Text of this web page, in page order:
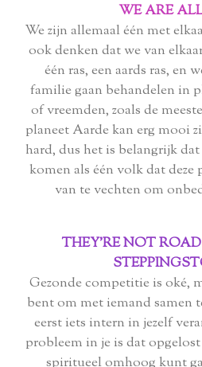
WE ARE
We zijn allemaal één met
ook denken dat we van
één ras, een aards ras, en
familie gaan behandelen in
of vreemden, zoals de
planeet Aarde kan erg mooi
hard, dus het is belangrijk
komen als één volk dat deze
van te vechten om
THEY'RE NOT
Gezonde competitie is oké,
bent om met iemand samen
eerst iets intern in jezelf
probleem in je is dat
spiritueel omhoog kunt